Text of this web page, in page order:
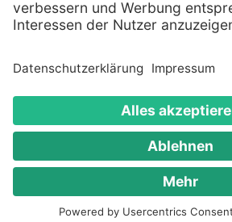
Alle genannten Produkte und Logos
Warenzeichen der
Copyright © 2008 - 2026 Toys for
Rechte vorbehalten